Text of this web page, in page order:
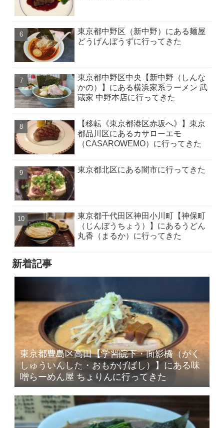
東京都中野区（新中野）にある麺屋
どうげんぼうずに行ってきた
東京都中野区中央【新中野（しんな
かの）】にある横浜家系ラーメン 武
蔵家 中野本店に行ってきた
【移転《東京都港区赤坂へ》】東京
都品川区にあるカサローエモ
（CASAROWEMO）に行ってきた
東京都北区にある闇市に行ってきた
東京都千代田区神田小川町【神保町
（じんぼうちょう）】にあるうどん
丸香（まるか）に行ってきた
新着記事
東京都豊島区高田【学習院下・面影橋（がく
しゅういんした・おもかげばし）】にある味
噌らーめん屋 ちょりんに行ってきた